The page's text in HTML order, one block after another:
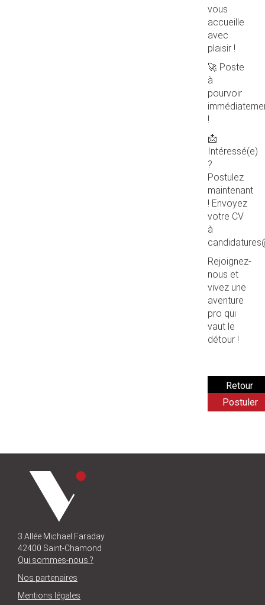
vous
accueille
avec
plaisir !
🚀 Poste
à
pourvoir
!
📩
Intéressé(e)
?
Postulez
maintenant
! Envoyez
votre CV
à
Rejoignez-
nous et
vivez une
aventure
pro qui
vaut le
détour !
Postuler
3 Allée Michael Faraday
42400 Saint-Chamond
Qui sommes-nous ?
Nos partenaires
Mentions légales